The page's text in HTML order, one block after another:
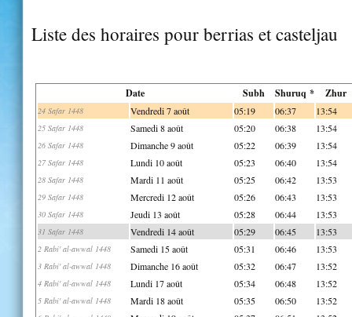
Liste des horaires pour berrias et casteljau
Date Subh Shuruq * Zhur
24 Safar 1448 Vendredi 7 août 05:19 06:37 13:54
25 Safar 1448 Samedi 8 août 05:20 06:38 13:54
26 Safar 1448 Dimanche 9 août 05:22 06:39 13:54
27 Safar 1448 Lundi 10 août 05:23 06:40 13:54
28 Safar 1448 Mardi 11 août 05:25 06:42 13:53
29 Safar 1448 Mercredi 12 août 05:26 06:43 13:53
30 Safar 1448 Jeudi 13 août 05:28 06:44 13:53
31 Safar 1448 Vendredi 14 août 05:29 06:45 13:53
2 Rabi' al-awwal 1448 Samedi 15 août 05:31 06:46 13:53
3 Rabi' al-awwal 1448 Dimanche 16 août 05:32 06:47 13:52
4 Rabi' al-awwal 1448 Lundi 17 août 05:34 06:48 13:52
5 Rabi' al-awwal 1448 Mardi 18 août 05:35 06:50 13:52